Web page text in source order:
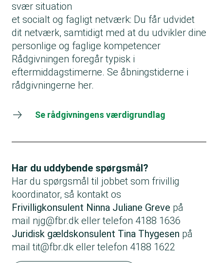
svær situation
et socialt og fagligt netværk: Du får udvidet
dit netværk, samtidigt med at du udvikler dine
personlige og faglige kompetencer
Rådgivningen foregår typisk i
eftermiddagstimerne. Se åbningstiderne i
rådgivningerne her.
Se rådgivningens værdigrundlag
Har du uddybende spørgsmål?
Har du spørgsmål til jobbet som frivillig
koordinator, så kontakt os
Frivilligkonsulent Ninna Juliane Greve på
mail njg@fbr.dk eller telefon 4188 1636
Juridisk gældskonsulent Tina Thygesen på
mailtit@fbr.dk eller telefon 4188 1622